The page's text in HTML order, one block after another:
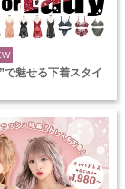
魅せる下着スタイ